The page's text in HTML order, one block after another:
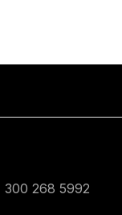
300 268 5992